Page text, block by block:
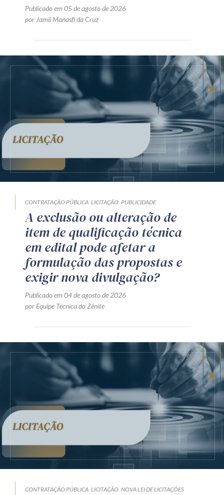
Publicado em 05 de agosto de 2026
por Jamil Manasfi da Cruz
CONTRATAÇÃO PÚBLICA LICITAÇÃO PUBLICIDADE
A exclusão ou alteração de
item de qualificação técnica
em edital pode afetar a
formulação das propostas e
exigir nova divulgação?
Publicado em 04 de agosto de 2026
por Equipe Técnica da Zênite
CONTRATAÇÃO PÚBLICA LICITAÇÃO NOVA LEI DE LICITAÇÕES